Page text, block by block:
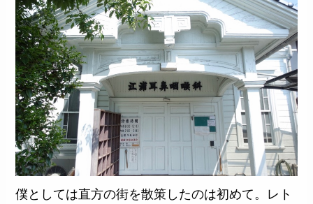
僕としては直方の街を散策したのは初めて。レト